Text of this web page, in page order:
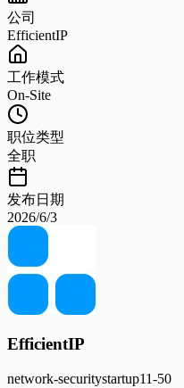
公司
EfficientIP
工作模式
On-Site
职位类型
全职
发布日期
2026/6/3
EfficientIP
network-securitystartup11-50